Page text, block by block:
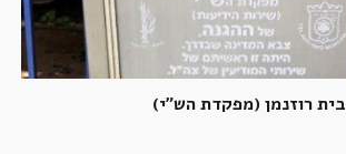
בית רוזנמן (מפקדת הש"י)